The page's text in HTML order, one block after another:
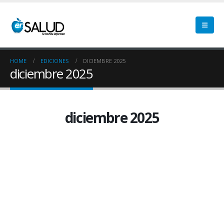
HOME EDICIONES DICIEMBRE 2025
diciembre 2025
diciembre 2025